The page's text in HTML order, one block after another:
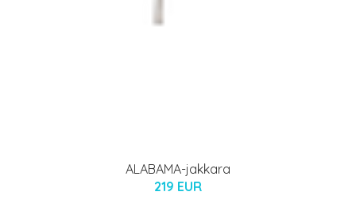
ALABAMA-jakkara
219 EUR